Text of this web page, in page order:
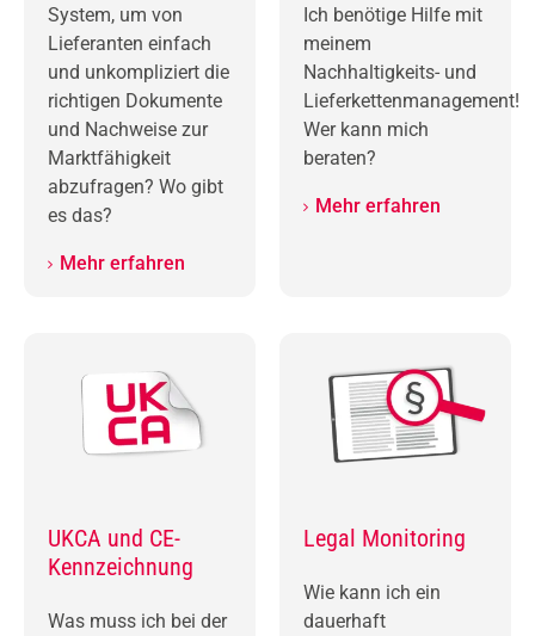
System, um von
Lieferanten einfach
und unkompliziert die
richtigen Dokumente
und Nachweise zur
Marktfähigkeit
abzufragen? Wo gibt
es das?
Mehr erfahren
Ich benötige Hilfe mit
meinem
Nachhaltigkeits- und
Lieferkettenmanagement!
Wer kann mich
beraten?
Mehr erfahren
UKCA und CE-
Kennzeichnung
Was muss ich bei der
Legal Monitoring
Wie kann ich ein
dauerhaft